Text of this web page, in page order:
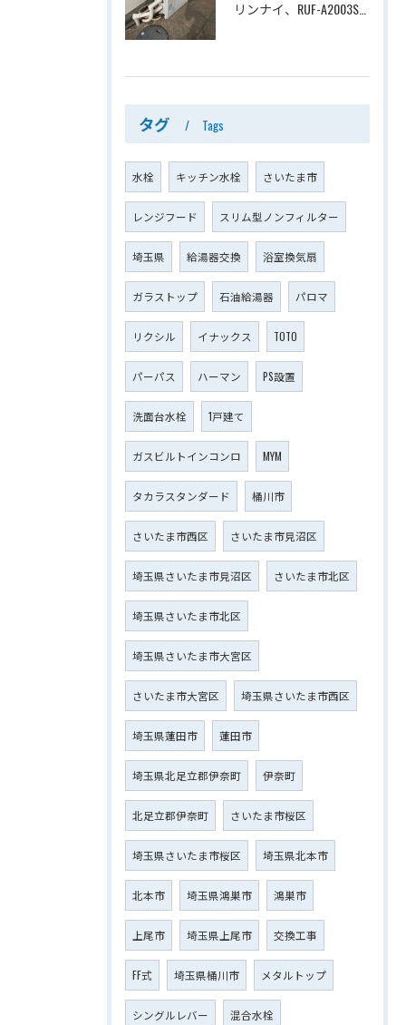
リンナイ、RUF-A2003SAG(A)→ノーリツ、GT-C2072SAR-1 BL、20号、エコジョーズ、オート、屋外据置型、給湯器交換工事ー埼玉県上尾市平塚
タグ Tags
水栓 キッチン水栓 さいたま市
レンジフード スリム型ノンフィルター
埼玉県 給湯器交換 浴室換気扇
ガラストップ 石油給湯器 パロマ
リクシル イナックス TOTO
パーパス ハーマン PS設置
洗面台水栓 1戸建て
ガスビルトインコンロ MYM
タカラスタンダード 桶川市
さいたま市西区 さいたま市見沼区
埼玉県さいたま市見沼区 さいたま市北区
埼玉県さいたま市北区
埼玉県さいたま市大宮区
さいたま市大宮区 埼玉県さいたま市西区
埼玉県蓮田市 蓮田市
埼玉県北足立郡伊奈町 伊奈町
北足立郡伊奈町 さいたま市桜区
埼玉県さいたま市桜区 埼玉県北本市
北本市 埼玉県鴻巣市 鴻巣市
上尾市 埼玉県上尾市 交換工事
FF式 埼玉県桶川市 メタルトップ
シングルレバー 混合水栓